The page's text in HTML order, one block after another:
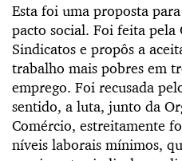
Esta foi uma proposta
pacto social. Foi feita pela
Sindicatos e propôs a
trabalho mais pobres em
emprego. Foi recusada
sentido, a luta, junto da
Comércio, estreitamente
níveis laborais mínimos,